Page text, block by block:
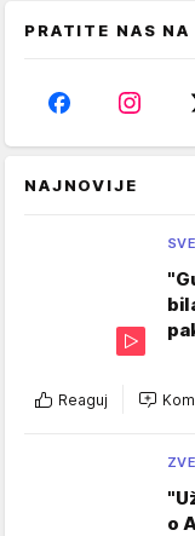
PRATITE NAS NA
NAJNOVIJE
Reaguj
o